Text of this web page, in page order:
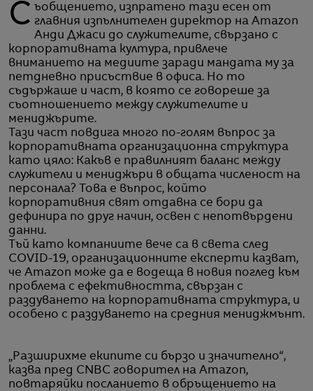
Съобщението, изпратено тази есен от главния изпълнителен директор на Amazon
Анди Джаси до служителите, свързано с
корпоративната култура, привлече
вниманието на медиите заради мандата му за
петдневно присъствие в офиса. Но то
съдържаше и част, в която се говореше за
съотношението между служителите и
мениджърите.
Тази част повдига много по-голям въпрос за
корпоративната организационна структура
като цяло: Какъв е правилният баланс между
служители и мениджъри в общата численост на
персонала? Това е въпрос, който
корпоративния свят отдавна се бори да
дефинира по друг начин, освен с непотвърдени
данни.
Тъй като компаниите вече са в света след
COVID-19, организационните експерти казват,
че Amazon може да е водеща в новия поглед към
проблема с ефективността, свързан с
раздуването на корпоративната структура, и
особено с раздуването на средния мениджмънт.
„Разширихме екипите си бързо и значително“,
казва пред CNBC говорител на Amazon,
повтаряйки посланието в обръщението на